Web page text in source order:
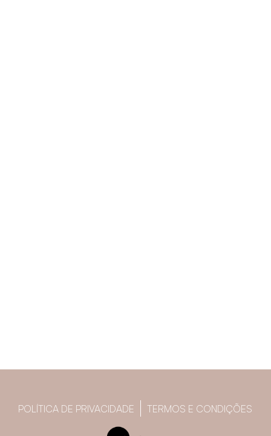
POLÍTICA DE PRIVACIDADE TERMOS E CONDIÇÕES